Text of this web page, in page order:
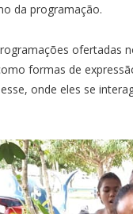
da programação.
ofertadas
formas de
onde eles se